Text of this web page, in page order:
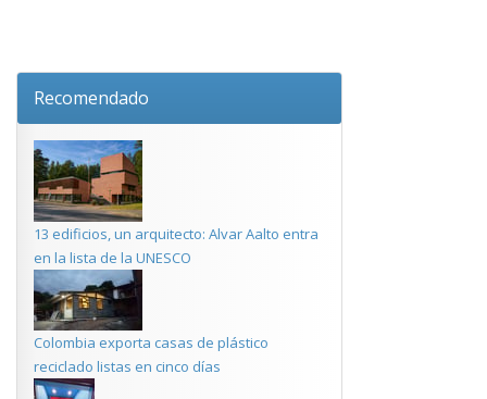
Recomendado
13 edificios, un arquitecto: Alvar Aalto entra
en la lista de la UNESCO
Colombia exporta casas de plástico
reciclado listas en cinco días